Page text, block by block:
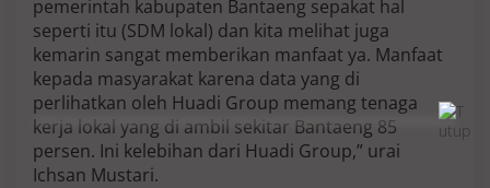
pemerintah kabupaten Bantaeng sepakat hal
seperti itu (SDM lokal) dan kita melihat juga
kemarin sangat memberikan manfaat ya. Manfaat
kepada masyarakat karena data yang di
perlihatkan oleh Huadi Group memang tenaga
kerja lokal yang di ambil sekitar Bantaeng 85
persen. Ini kelebihan dari Huadi Group,” urai
Ichsan Mustari.